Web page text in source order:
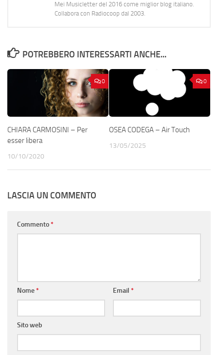
Mei Musicletter del 2016 come miglior blog italiano.
Collabora con Radiocoop dal 2003.
POTREBBERO INTERESSARTI ANCHE...
0
CHIARA CARMOSINI – Per
esser libera
10/10/2020
0
OSEA CODEGA – Air Touch
13/05/2025
LASCIA UN COMMENTO
Commento*
Nome* Email *
Sito web